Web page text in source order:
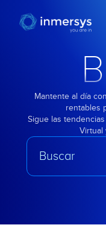
Mantente al día
rentables
Sigue las
Virtual